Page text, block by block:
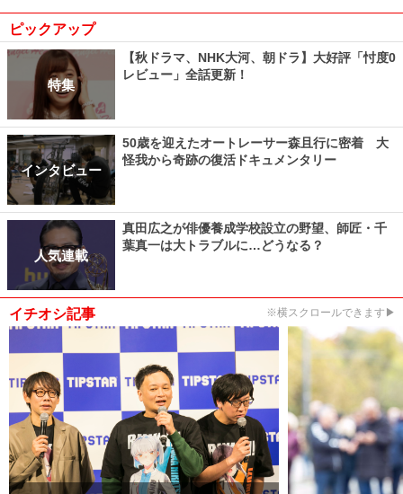
ピックアップ
特集
【秋ドラマ、NHK大河、朝ドラ】大好評「忖度0
レビュー」全話更新！
インタビュー
50歳を迎えたオートレーサー森且行に密着 大
怪我から奇跡の復活ドキュメンタリー
人気連載
真田広之が俳優養成学校設立の野望、師匠・千
葉真一は大トラブルに…どうなる？
イチオシ記事 ※横スクロールできます▶